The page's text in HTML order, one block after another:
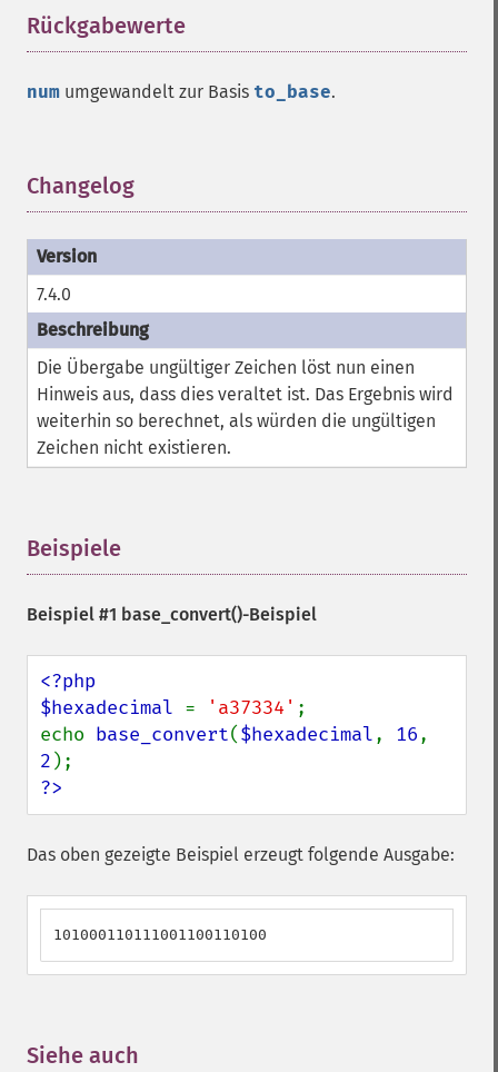
Rückgabewerte
num umgewandelt zur Basis to_base.
Changelog
7.4.0
Die Übergabe ungültiger Zeichen löst nun einen
Hinweis aus, dass dies veraltet ist. Das Ergebnis wird
weiterhin so berechnet, als würden die ungültigen
Zeichen nicht existieren.
Beispiele
Beispiel #1 base_convert()-Beispiel
<?php
$hexadecimal = 'a37334' ;
echo base_convert($hexadecimal, 16
2
?>
Das oben gezeigte Beispiel erzeugt folgende Ausgabe:
101000110111001100110100
Siehe auch